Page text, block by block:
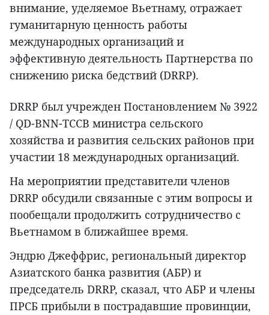
внимание, уделяемое Вьетнаму, отражает
гуманитарную ценность работы
международных организаций и
эффективную деятельность Партнерства по
снижению риска бедствий (DRRP).
DRRP был учрежден Постановлением № 3922
/ QD-BNN-TCCB министра сельского
хозяйства и развития сельских районов при
участии 18 международных организаций.
На мероприятии представители членов
DRRP обсудили связанные с этим вопросы и
пообещали продолжить сотрудничество с
Вьетнамом в ближайшее время.
Эндрю Джеффрис, региональный директор
Азиатского банка развития (АБР) и
председатель DRRP, сказал, что АБР и члены
ПРСБ прибыли в пострадавшие провинции,